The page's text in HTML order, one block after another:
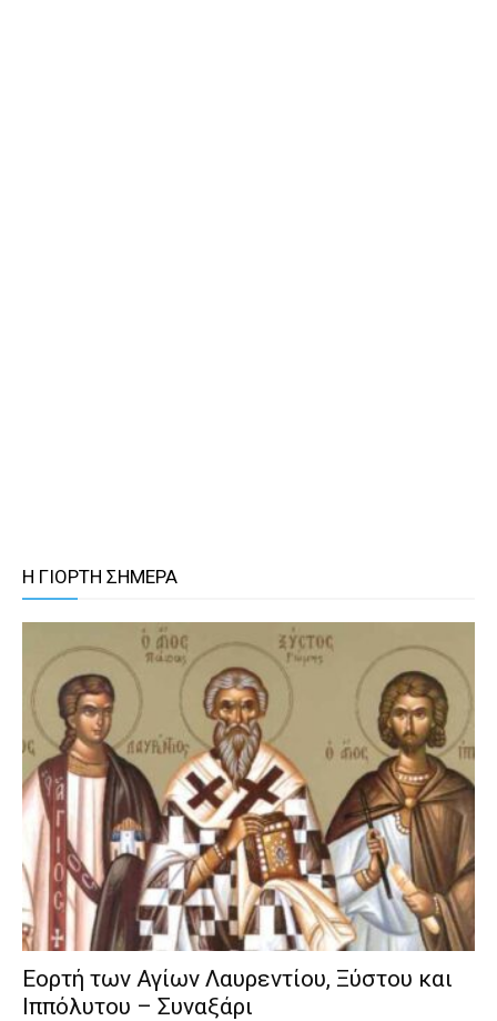
Η ΓΙΟΡΤΗ ΣΗΜΕΡΑ
Εορτή των Αγίων Λαυρεντίου, Ξύστου και
Ιππόλυτου – Συναξάρι